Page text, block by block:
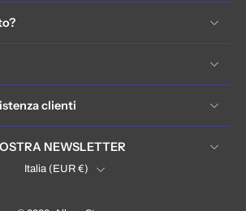
clienti
NEWSLETTER
Italia ‎(EUR €)‎